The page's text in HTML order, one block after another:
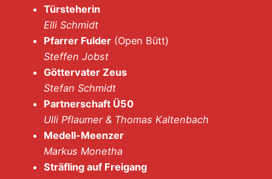
Türsteherin
Elli Schmidt
Pfarrer Fulder (Open Bütt)
Steffen Jobst
Göttervater Zeus
Stefan Schmidt
Partnerschaft Ü50
Ulli Pflaumer & Thomas Kaltenbach
Medell-Meenzer
Markus Monetha
Sträfling auf Freigang